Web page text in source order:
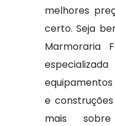
melhores
certo. Seja
Marmoraria
e
mais sobre